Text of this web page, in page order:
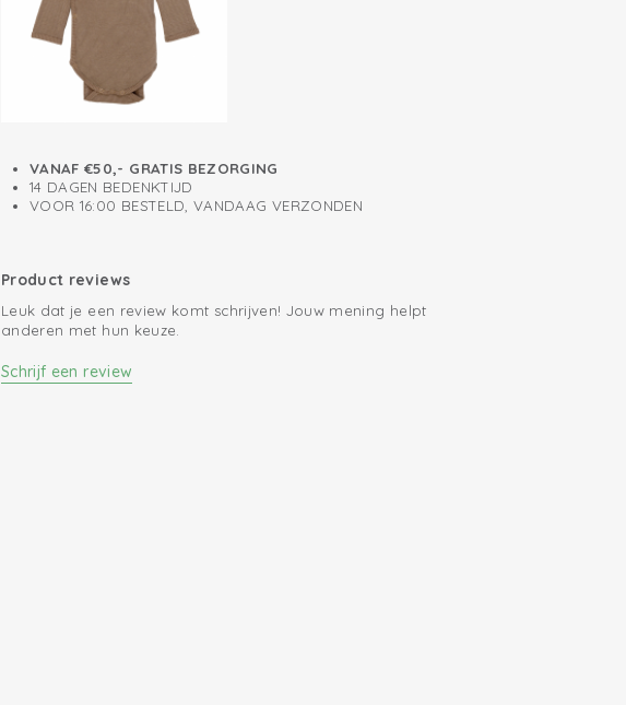
Binnenzool voor extra stevigheid
VANAF €50,- GRATIS BEZORGING
14 DAGEN BEDENKTIJD
VOOR 16:00 BESTELD, VANDAAG VERZONDEN
Product reviews
Leuk dat je een review komt schrijven! Jouw mening helpt
anderen met hun keuze.
Schrijf een review